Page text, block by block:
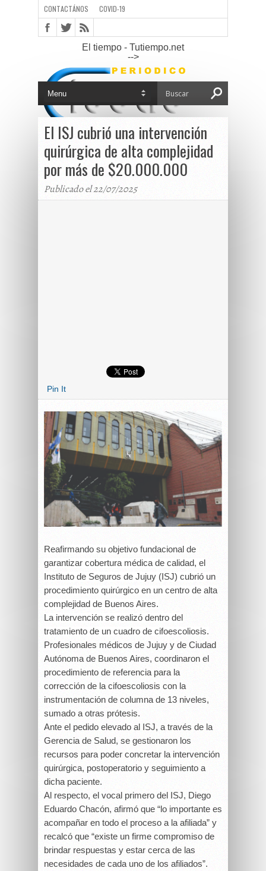
CONTACTÁNOS COVID-19
El tiempo - Tutiempo.net
-->
El ISJ cubrió una intervención
quirúrgica de alta complejidad
por más de $20.000.000
Publicado el 22/07/2025
Pin It
Reafirmando su objetivo fundacional de
garantizar cobertura médica de calidad, el
Instituto de Seguros de Jujuy (ISJ) cubrió un
procedimiento quirúrgico en un centro de alta
complejidad de Buenos Aires.
La intervención se realizó dentro del
tratamiento de un cuadro de cifoescoliosis.
Profesionales médicos de Jujuy y de Ciudad
Autónoma de Buenos Aires, coordinaron el
procedimiento de referencia para la
corrección de la cifoescoliosis con la
instrumentación de columna de 13 niveles,
sumado a otras prótesis.
Ante el pedido elevado al ISJ, a través de la
Gerencia de Salud, se gestionaron los
recursos para poder concretar la intervención
quirúrgica, postoperatorio y seguimiento a
dicha paciente.
Al respecto, el vocal primero del ISJ, Diego
Eduardo Chacón, afirmó que “lo importante es
acompañar en todo el proceso a la afiliada” y
recalcó que “existe un firme compromiso de
brindar respuestas y estar cerca de las
necesidades de cada uno de los afiliados”.